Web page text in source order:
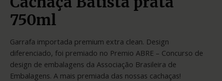
750ml
Garrafa importada premium extra clean. Design
diferenciado, foi premiado no Premio ABRE – Concurso de
design de embalagens da Associação Brasileira de
Embalagens. A mais premiada das nossas cachaças!